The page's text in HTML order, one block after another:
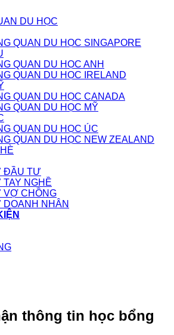
DU HỌC
QUAN DU HỌC SINGAPORE
QUAN DU HỌC ANH
QUAN DU HỌC IRELAND
QUAN DU HỌC CANADA
QUAN DU HỌC MỸ
QUAN DU HỌC ÚC
QUAN DU HỌC NEW ZEALAND
ĐẦU TƯ
NGHỀ
CHỒNG
NHÂN
thông tin học bổng